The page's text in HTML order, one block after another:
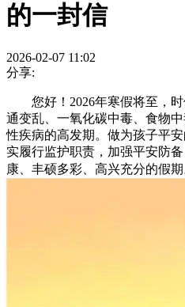
的一封信
2026-02-07 11:02
分享:
您好！2026年寒假将至，时
通变乱、一氧化碳中毒、食物
性疾病的高发期。做为孩子平
实履行监护职责，加强平安防
康、丰硕多彩、高兴充分的假期